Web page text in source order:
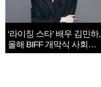
‘라이징 스타’ 배우 김민하,
올해 BIFF 개막식 사회자
확정